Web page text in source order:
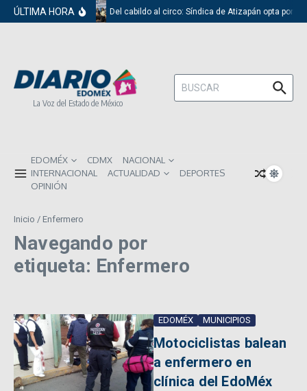
Saltar al contenido
ÚLTIMA HORA Del cabildo al circo: Síndica de Atizapán opta por
La Voz del Estado de México
Buscar:
EDOMÉX CDMX
NACIONAL
INTERNACIONAL
ACTUALIDAD
DEPORTES
OPINIÓN
Inicio / Enfermero
Navegando por
etiqueta: Enfermero
EDOMÉX MUNICIPIOS
Motociclistas balean
a enfermero en
clínica del EdoMéx